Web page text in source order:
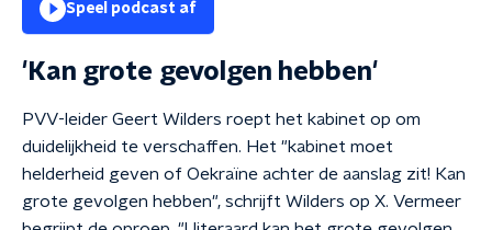
Speel podcast af
'Kan grote gevolgen hebben'
PVV-leider Geert Wilders roept het kabinet op om
duidelijkheid te verschaffen. Het "kabinet moet
helderheid geven of Oekraïne achter de aanslag zit! Kan
grote gevolgen hebben", schrijft Wilders op X. Vermeer